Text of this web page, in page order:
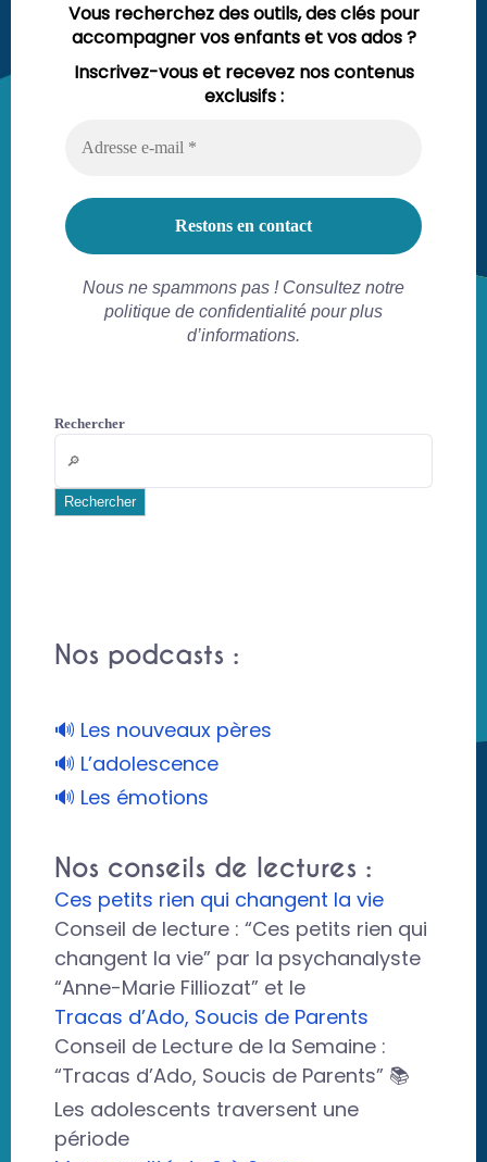
Vous recherchez des outils, des clés pour
accompagner vos enfants et vos ados ?
Inscrivez-vous et recevez nos contenus
exclusifs :
Nous ne spammons pas ! Consultez notre
politique de confidentialité pour plus
d’informations.
Rechercher
Rechercher
Nos podcasts :
🔊 Les nouveaux pères
🔊 L’adolescence
🔊 Les émotions
Nos conseils de lectures :
Ces petits rien qui changent la vie
Conseil de lecture : “Ces petits rien qui
changent la vie” par la psychanalyste
“Anne-Marie Filliozat” et le
Tracas d’Ado, Soucis de Parents
Conseil de Lecture de la Semaine :
“Tracas d’Ado, Soucis de Parents” 📚
Les adolescents traversent une
période